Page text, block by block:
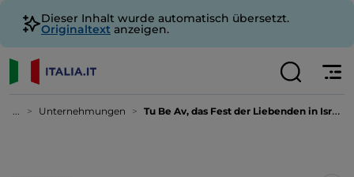
Dieser Inhalt wurde automatisch übersetzt.
Originaltext anzeigen.
... Unternehmungen Tu Be Av, das Fest der Liebenden in Israel